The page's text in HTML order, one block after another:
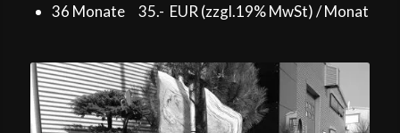
36 Monate 35.- EUR (zzgl.19% MwSt) / Monat